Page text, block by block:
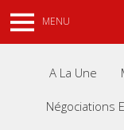
au
contenu
MENU
A La Une
Négociations